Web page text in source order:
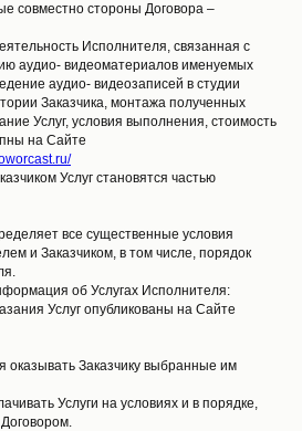
совместно стороны Договора –
Исполнителя, связанная с
аудио- видеоматериалов именуемых
аудио- видеозаписей в студии
Заказчика, монтажа полученных
Услуг, условия выполнения, стоимость
на Сайте
Услуг становятся частью
все существенные условия
и Заказчиком, в том числе, порядок
об Услугах Исполнителя:
Услуг опубликованы на Сайте
оказывать Заказчику выбранные им
Услуги на условиях и в порядке,